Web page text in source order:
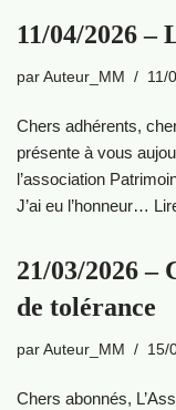
11/04/2026 –
par Auteur_MM 11/
Chers adhérents,
présente à vous
l’association
J’ai eu l’honneur…
21/03/2026 –
de tolérance
par Auteur_MM 15/
Chers abonnés,